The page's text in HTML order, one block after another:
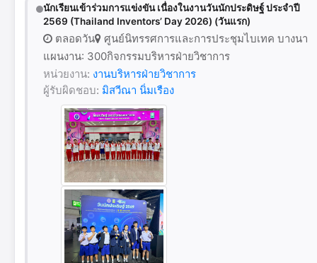
นักเรียนเข้าร่วมการแข่งขัน เนื่องในงานวันนักประดิษฐ์ ประจำปี
2569 (Thailand Inventors’ Day 2026) (วันแรก)
ตลอดวัน
ศูนย์นิทรรศการและการประชุมไบเทค บางนา
แผนงาน: 300กิจกรรมบริหารฝ่ายวิชาการ
หน่วยงาน: งานบริหารฝ่ายวิชาการ
ผู้รับผิดชอบ: มิสวีณา นิ่มเรือง